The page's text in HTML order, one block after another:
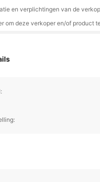
en verplichtingen van de
om deze verkoper en/of product